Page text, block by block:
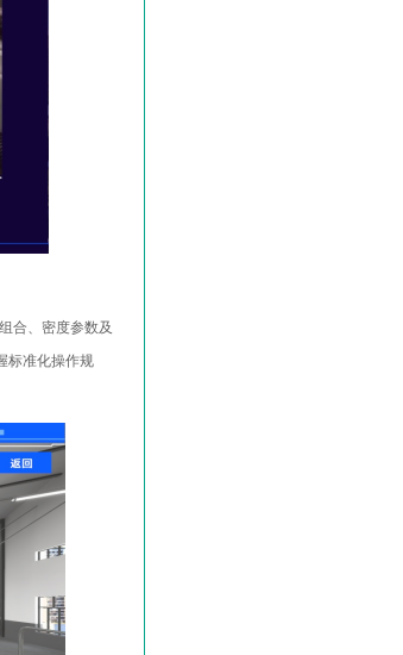
合、密度参数及
标准化操作规